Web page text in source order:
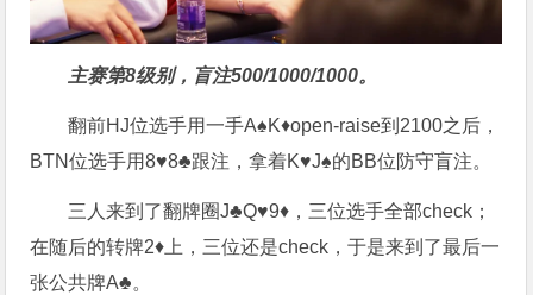
主赛第8级别，盲注500/1000/1000。
翻前HJ位选手用一手A♠K♦open-raise到2100之后，
BTN位选手用8♥8♣跟注，拿着K♥J♠的BB位防守盲注。
三人来到了翻牌圈J♣Q♥9♦，三位选手全部check；
在随后的转牌2♦上，三位还是check，于是来到了最后一
张公共牌A♣。